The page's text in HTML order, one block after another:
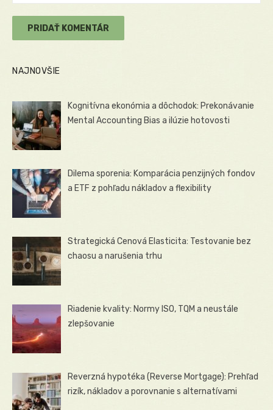
NAJNOVŠIE
Kognitívna ekonómia a dôchodok: Prekonávanie
Mental Accounting Bias a ilúzie hotovosti
Dilema sporenia: Komparácia penzijných fondov
a ETF z pohľadu nákladov a flexibility
Strategická Cenová Elasticita: Testovanie bez
chaosu a narušenia trhu
Riadenie kvality: Normy ISO, TQM a neustále
zlepšovanie
Reverzná hypotéka (Reverse Mortgage): Prehľad
rizík, nákladov a porovnanie s alternatívami